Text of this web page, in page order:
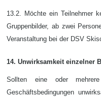
13.2. Möchte ein Teilnehmer
Gruppenbilder, ab zwei
Veranstaltung bei der DSV
14. Unwirksamkeit einzelner
Sollten eine oder mehrere
Geschäftsbedingungen